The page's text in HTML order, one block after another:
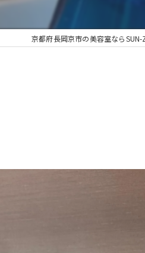
京都府長岡京市の美容室ならSUN-